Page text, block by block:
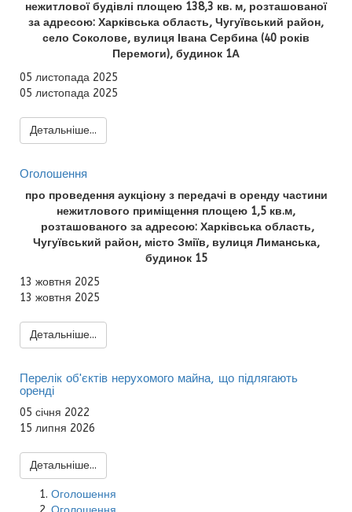
нежитлової будівлі площею 138,3 кв. м, розташованої
за адресою: Харківська область, Чугуївський район,
село Соколове, вулиця Івана Сербина (40 років
Перемоги), будинок 1А
05 листопада 2025
05 листопада 2025
Детальніше...
Оголошення
про проведення аукціону з передачі в оренду частини
нежитлового приміщення площею 1,5 кв.м,
розташованого за адресою: Харківська область,
Чугуївський район, місто Зміїв, вулиця Лиманська,
будинок 15
13 жовтня 2025
13 жовтня 2025
Детальніше...
Перелік об'єктів нерухомого майна, що підлягають
оренді
05 січня 2022
15 липня 2026
Детальніше...
Оголошення